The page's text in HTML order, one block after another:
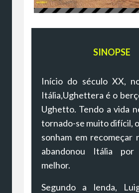
SINOPSE
Início do século XX,
Itália,Ughettera é o
Ughetto. Tendo a vida
tornado-se muito difícil,
sonham em recomeçar
abandonou Itália
melhor.
Segundo a lenda,